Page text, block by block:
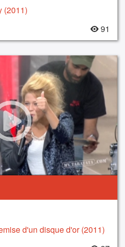
(2011)
91
d'un disque d'or (2011)